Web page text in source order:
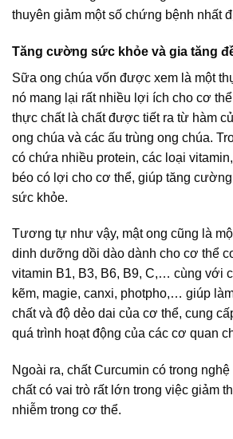
thuyên giảm một số chứng bệnh nhất
Tăng cường sức khỏe và gia tăng
Sữa ong chúa vốn được xem là một
nó mang lại rất nhiều lợi ích cho cơ
thực chất là chất được tiết ra từ hàm
ong chúa và các ấu trùng ong chúa.
có chứa nhiều protein, các loại
béo có lợi cho cơ thể, giúp tăng
sức khỏe.
Tương tự như vậy, mật ong cũng là
dinh dưỡng dồi dào dành cho cơ thể
vitamin B1, B3, B6, B9, C,… cùng với
kẽm, magie, canxi, photpho,… giúp
chất và độ dẻo dai của cơ thể, cung
quá trình hoạt động của các cơ quan
Ngoài ra, chất Curcumin có trong
chất có vai trò rất lớn trong việc giảm
nhiễm trong cơ thể.